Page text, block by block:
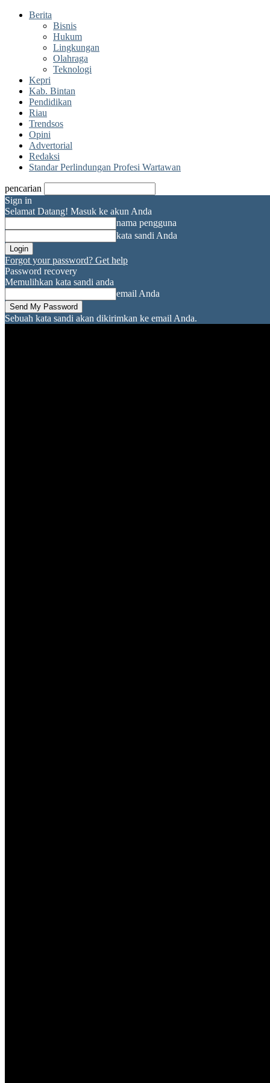
Berita
Bisnis
Hukum
Lingkungan
Olahraga
Teknologi
Kepri
Kab. Bintan
Pendidikan
Riau
Trendsos
Opini
Advertorial
Redaksi
Standar Perlindungan Profesi Wartawan
pencarian
Sign in
Selamat Datang! Masuk ke akun Anda
nama pengguna
kata sandi Anda
Forgot your password? Get help
Password recovery
Memulihkan kata sandi anda
email Anda
Sebuah kata sandi akan dikirimkan ke email Anda.